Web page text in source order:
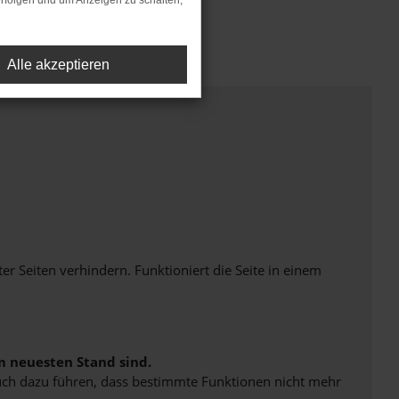
Seiten verhindern. Funktioniert die Seite in einem
neuesten Stand sind.
dazu führen, dass bestimmte Funktionen nicht mehr
Alle akzeptieren